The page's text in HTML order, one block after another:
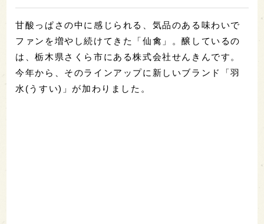
甘酸っぱさの中に感じられる、気品のある味わいで
ファンを増やし続けてきた「仙禽」。醸しているの
は、栃木県さくら市にある株式会社せんきんです。
今年から、そのラインアップに新しいブランド「羽
水(うすい)」が加わりました。